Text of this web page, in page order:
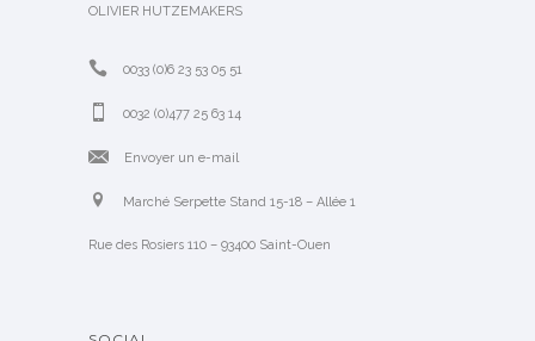
OLIVIER HUTZEMAKERS
0033 (0)6 23 53 05 51
0032 (0)477 25 63 14
Envoyer un e-mail
Marché Serpette Stand 15-18 – Allée 1
Rue des Rosiers 110 – 93400 Saint-Ouen